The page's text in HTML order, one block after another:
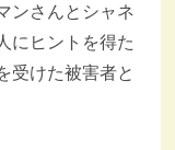
ンさんとシャネ
にヒントを得た
受けた被害者と